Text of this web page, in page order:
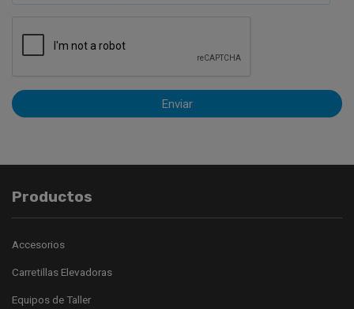
Enviar
Productos
Accesorios
Carretillas Elevadoras
Equipos de Taller